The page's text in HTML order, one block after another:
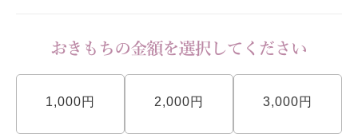
1,000円 2,000円 3,000円